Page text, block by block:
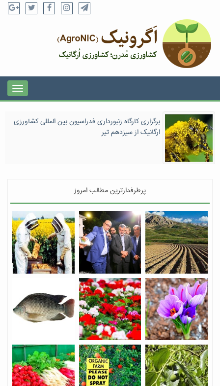
برگزاری کارگاه زنبورداری فدراسیون بین المللی کشاورزی
ارگانیک از سیزدهم تیر
پرطرفدارترین مطالب امروز